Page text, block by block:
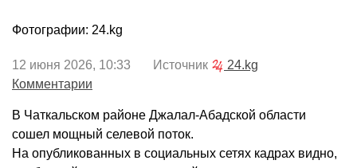
Фотографии: 24.kg
12 июня 2026, 10:33 Источник
24.kg
Комментарии
В Чаткальском районе Джалал-Абадской области
сошел мощный селевой поток.
На опубликованных в социальных сетях кадрах видно,